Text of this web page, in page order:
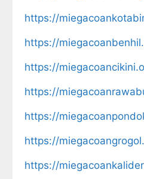
https://
https://
https://
https://
https://
https://
https://